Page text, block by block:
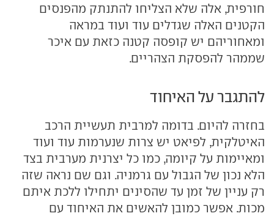
חורפית, אלה שלא הצליחו להתנתק מהפנסים
הקטנים האלה שגדלים עוד ועוד במראה
ומאחוריהם יש קופסה קטנה כזאת עם איכר
שממהר להפסקת הצהריים.
להתגבר על האיחוד
בחזרה להיום. בדומה למרבית תעשיית הרכב
האיטלקית, לפיאט יש צרות שנערמות עוד ועוד
ומאיימות על קיומה, כמו כל יצרנית מערבית בצד
הלא נכון של הגבול עם גרמניה. וגם שם נראה שזה
רק עניין של זמן עד שהסינים יתחילו ללכת איתם
מכות. אפשר כמובן להאשים את האיחוד עם